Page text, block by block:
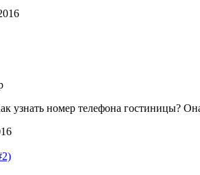
узнать номер телефона гостиницы?